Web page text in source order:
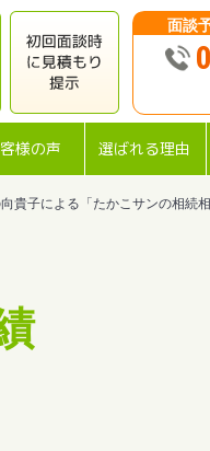
面談
様の声 選ばれる理由
子による「たかこサンの相続